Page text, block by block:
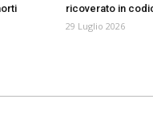
ricoverato in
29 Luglio 2026